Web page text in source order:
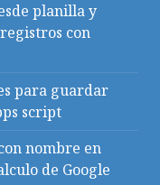
planilla y
con
para guardar
script
nombre en
de Google